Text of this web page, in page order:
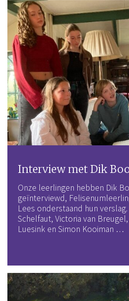
Interview met Dik
Onze leerlingen hebben Dik
geïnterviewd,
Lees onderstaand hun
Schelfaut, Victoria van
Luesink en Simon Kooiman …